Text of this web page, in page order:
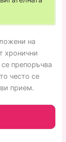
на
хронични
препоръчва
често се
прием.